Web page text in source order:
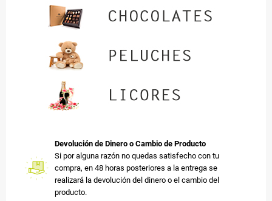
Devolución de Dinero o Cambio de Producto
Si por alguna razón no quedas satisfecho con tu
compra, en 48 horas posteriores a la entrega se
realizará la devolución del dinero o el cambio del
producto.